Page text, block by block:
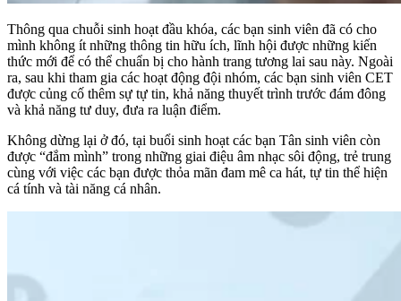
Thông qua chuỗi sinh hoạt đầu khóa, các bạn sinh viên đã có cho
mình không ít những thông tin hữu ích, lĩnh hội được những kiến
thức mới để có thể chuẩn bị cho hành trang tương lai sau này. Ngoài
ra, sau khi tham gia các hoạt động đội nhóm, các bạn sinh viên CET
được củng cố thêm sự tự tin, khả năng thuyết trình trước đám đông
và khả năng tư duy, đưa ra luận điểm.
Không dừng lại ở đó, tại buổi sinh hoạt các bạn Tân sinh viên còn
được “đắm mình” trong những giai điệu âm nhạc sôi động, trẻ trung
cùng với việc các bạn được thỏa mãn đam mê ca hát, tự tin thể hiện
cá tính và tài năng cá nhân.